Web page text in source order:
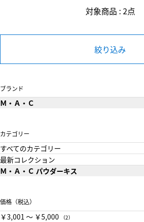
対象商品 : 2点
絞り込み
ブランド
Ｍ・Ａ・Ｃ
カテゴリー
すべてのカテゴリー
最新コレクション
Ｍ・Ａ・Ｃ パウダーキス
価格（税込）
￥3,001 〜 ￥5,000 （2）